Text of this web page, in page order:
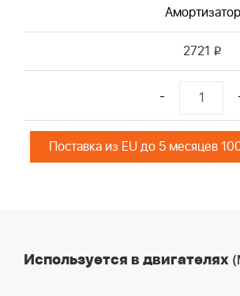
Амортизатор
2721 i
-
Поставка из EU до 5 месяцев
Используется в двигателях